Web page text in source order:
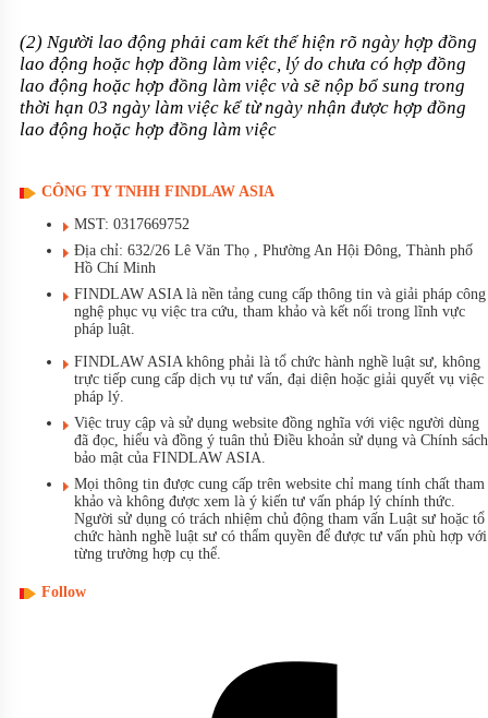
(2) Người lao động phải cam kết thể hiện rõ ngày hợp đồng
lao động hoặc hợp đồng làm việc, lý do chưa có hợp đồng
lao động hoặc hợp đồng làm việc và sẽ nộp bổ sung trong
thời hạn 03 ngày làm việc kể từ ngày nhận được hợp đồng
lao động hoặc hợp đồng làm việc
CÔNG TY TNHH FINDLAW ASIA
MST: 0317669752
Địa chỉ: 632/26 Lê Văn Thọ , Phường An Hội Đông, Thành phố
Hồ Chí Minh
FINDLAW ASIA là nền tảng cung cấp thông tin và giải pháp công
nghệ phục vụ việc tra cứu, tham khảo và kết nối trong lĩnh vực
pháp luật.
FINDLAW ASIA không phải là tổ chức hành nghề luật sư, không
trực tiếp cung cấp dịch vụ tư vấn, đại diện hoặc giải quyết vụ việc
pháp lý.
Việc truy cập và sử dụng website đồng nghĩa với việc người dùng
đã đọc, hiểu và đồng ý tuân thủ Điều khoản sử dụng và Chính sách
bảo mật của FINDLAW ASIA.
Mọi thông tin được cung cấp trên website chỉ mang tính chất tham
khảo và không được xem là ý kiến tư vấn pháp lý chính thức.
Người sử dụng có trách nhiệm chủ động tham vấn Luật sư hoặc tổ
chức hành nghề luật sư có thẩm quyền để được tư vấn phù hợp với
từng trường hợp cụ thể.
Follow